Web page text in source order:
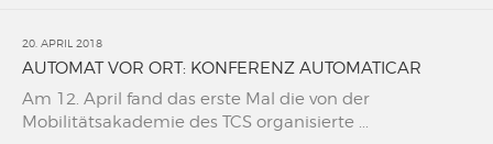
20. APRIL 2018
AUTOMAT VOR ORT: KONFERENZ AUTOMATICAR
Am 12. April fand das erste Mal die von der
Mobilitätsakademie des TCS organisierte ...